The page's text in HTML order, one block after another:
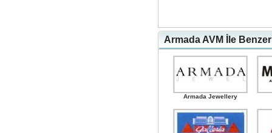
Armada AVM İle
Armada Jewellery